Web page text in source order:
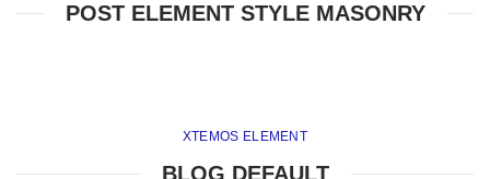
POST ELEMENT STYLE MASONRY
XTEMOS ELEMENT
BLOG DEFAULT